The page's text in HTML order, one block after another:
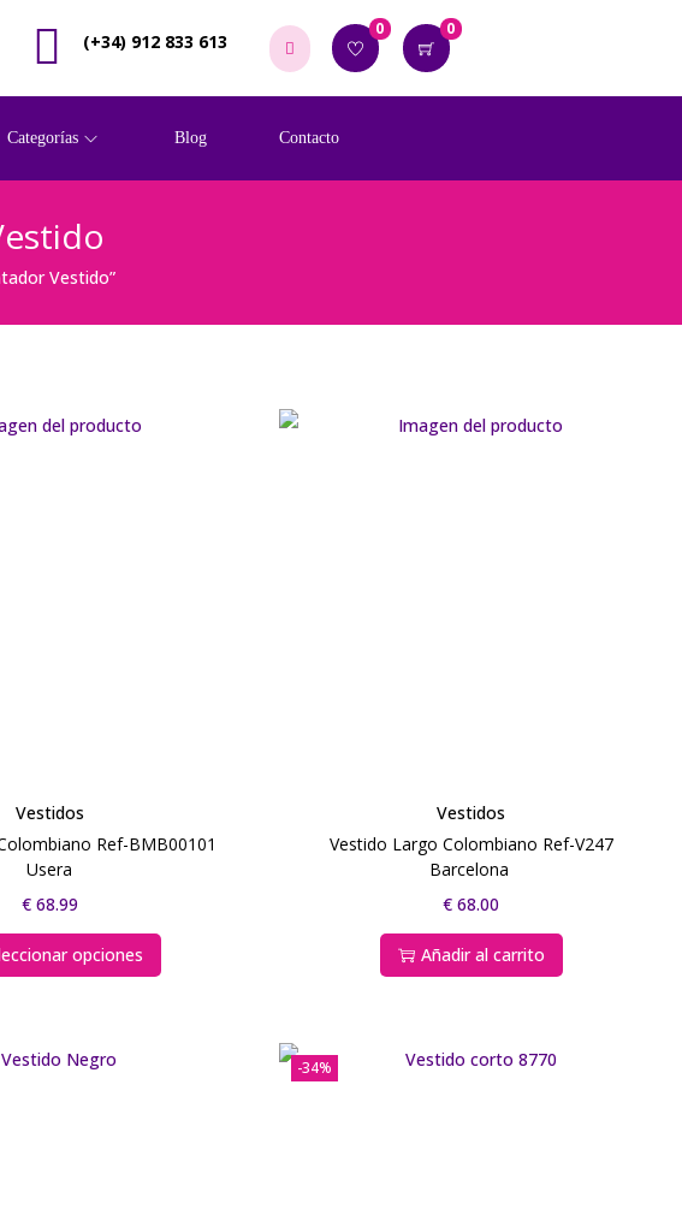
(+34) 912 833 613
0 0
Categorías Blog Contacto
Vestido”
Vestidos
Ref-BMB00101
Usera
€68.99
opciones
Vestidos
Vestido Largo Colombiano Ref-V247
Barcelona
€ 68.00
Añadir al carrito
-34%